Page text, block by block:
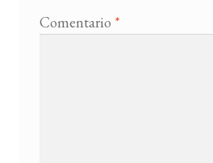
Comentario *